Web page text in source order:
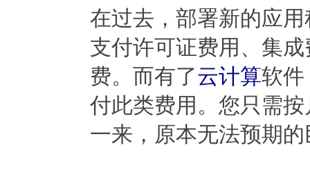
在过去，部署新的应
支付许可证费用、集
费。而有了云计算软
付此类费用。您只需
一来，原本无法预期